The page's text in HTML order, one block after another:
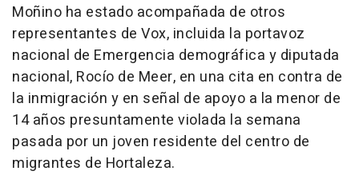
Moñino ha estado acompañada de otros
representantes de Vox, incluida la portavoz
nacional de Emergencia demográfica y diputada
nacional, Rocío de Meer, en una cita en contra de
la inmigración y en señal de apoyo a la menor de
14 años presuntamente violada la semana
pasada por un joven residente del centro de
migrantes de Hortaleza.